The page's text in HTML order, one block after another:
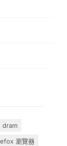
dram
瀏覽器